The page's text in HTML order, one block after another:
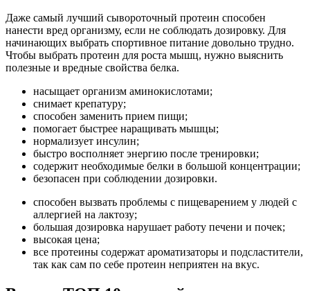
Даже самый лучший сывороточный протеин способен
нанести вред организму, если не соблюдать дозировку. Для
начинающих выбрать спортивное питание довольно трудно.
Чтобы выбрать протеин для роста мышц, нужно выяснить
полезные и вредные свойства белка.
насыщает организм аминокислотами;
снимает крепатуру;
способен заменить прием пищи;
помогает быстрее наращивать мышцы;
нормализует инсулин;
быстро восполняет энергию после тренировки;
содержит необходимые белки в большой концентрации;
безопасен при соблюдении дозировки.
способен вызвать проблемы с пищеварением у людей с
аллергией на лактозу;
большая дозировка нарушает работу печени и почек;
высокая цена;
все протеины содержат ароматизаторы и подсластители,
так как сам по себе протеин неприятен на вкус.